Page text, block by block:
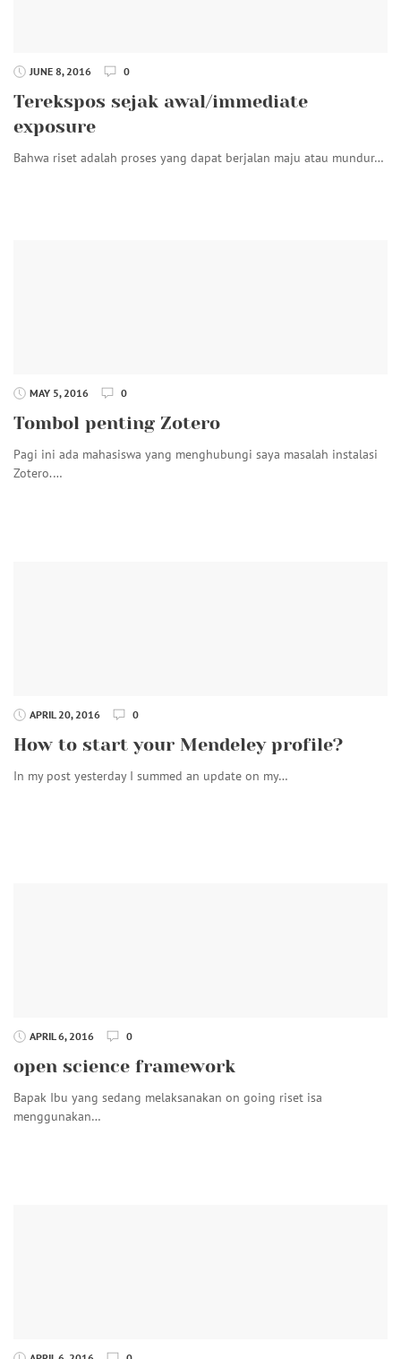
JUNE 8, 2016 0
Terekspos sejak awal/immediate
exposure
Bahwa riset adalah proses yang dapat berjalan maju atau mundur…
MAY 5, 2016 0
Tombol penting Zotero
Pagi ini ada mahasiswa yang menghubungi saya masalah instalasi
Zotero.…
APRIL 20, 2016 0
How to start your Mendeley profile?
In my post yesterday I summed an update on my…
APRIL 6, 2016 0
open science framework
Bapak Ibu yang sedang melaksanakan on going riset isa
menggunakan…